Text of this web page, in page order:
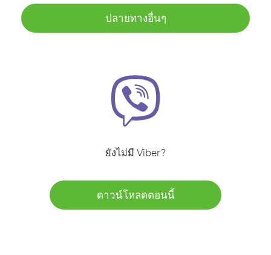
ปลายทางอื่นๆ
ยังไม่มี Viber?
ดาวน์โหลดตอนนี้